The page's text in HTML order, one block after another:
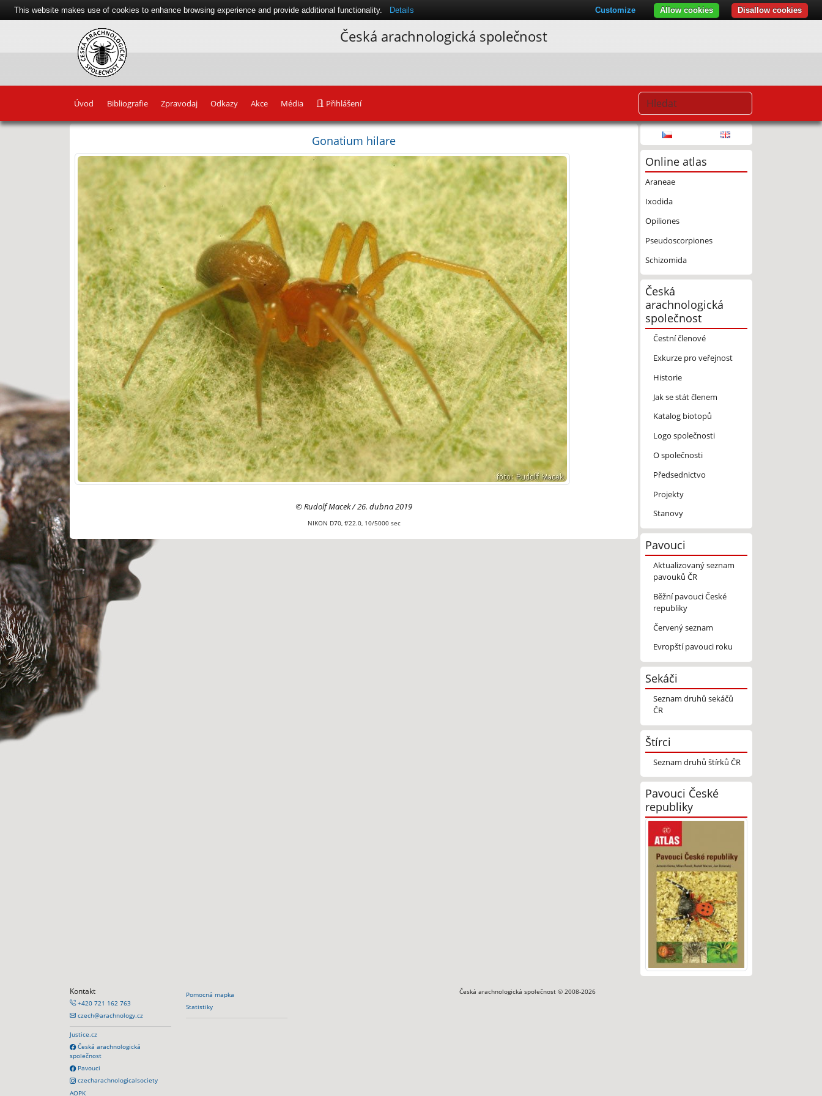
Česká arachnologická společnost
Úvod Bibliografie Zpravodaj Odkazy Akce Média Přihlášení
Gonatium hilare
© Rudolf Macek / 26. dubna 2019
NIKON D70, f/22.0, 10/5000 sec
Online atlas
Araneae
Ixodida
Opiliones
Pseudoscorpiones
Schizomida
Česká
arachnologická
společnost
Čestní členové
Exkurze pro veřejnost
Historie
Jak se stát členem
Katalog biotopů
Logo společnosti
O společnosti
Předsednictvo
Projekty
Stanovy
Pavouci
Aktualizovaný seznam
pavouků ČR
Běžní pavouci České
republiky
Červený seznam
Evropští pavouci roku
Sekáči
Seznam druhů sekáčů
ČR
Štírci
Seznam druhů štírků ČR
Pavouci České
republiky
Kontakt
+420 721 162 763
czech@arachnology.cz
Justice.cz
Česká arachnologická
společnost
Pavouci
czecharachnologicalsociety
AOPK
Pomocná mapka
Statistiky
Česká arachnologická společnost © 2008-2026
This website makes use of cookies to enhance browsing experience and provide additional functionality. Details Disallow cookies
Allow cookies
Customize